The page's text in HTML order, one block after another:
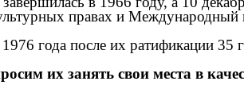
правах и Международный
года после их ратификации 35
их занять свои места в